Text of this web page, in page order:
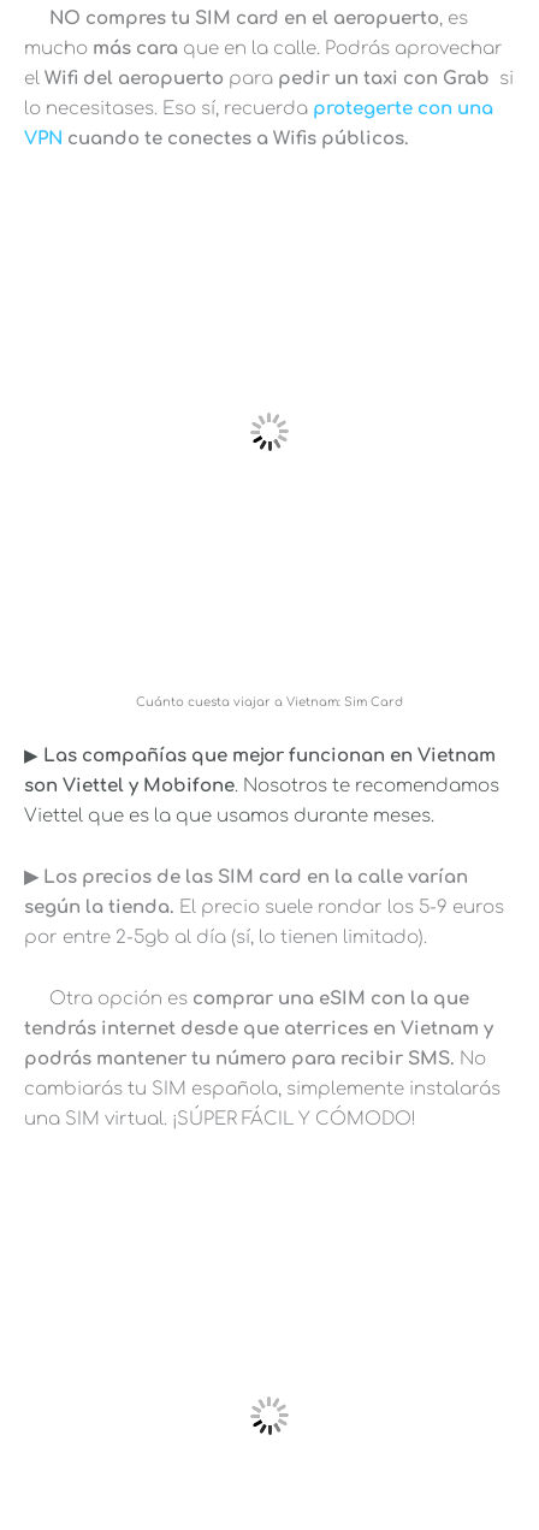
NO compres tu SIM card en el aeropuerto, es
mucho más cara que en la calle. Podrás aprovechar
el Wifi del aeropuerto para pedir un taxi con Grab si
lo necesitases. Eso sí, recuerda protegerte con una
VPN cuando te conectes a Wifis públicos.
Cuánto cuesta viajar a Vietnam: Sim Card
▶︎ Las compañías que mejor funcionan en Vietnam
son Viettel y Mobifone. Nosotros te recomendamos
Viettel que es la que usamos durante meses.
▶︎ Los precios de las SIM card en la calle varían
según la tienda. El precio suele rondar los 5-9 euros
por entre 2-5gb al día (sí, lo tienen limitado).
Otra opción es comprar una eSIM con la que
tendrás internet desde que aterrices en Vietnam y
podrás mantener tu número para recibir SMS. No
cambiarás tu SIM española, simplemente instalarás
una SIM virtual. ¡SÚPER FÁCIL Y CÓMODO!